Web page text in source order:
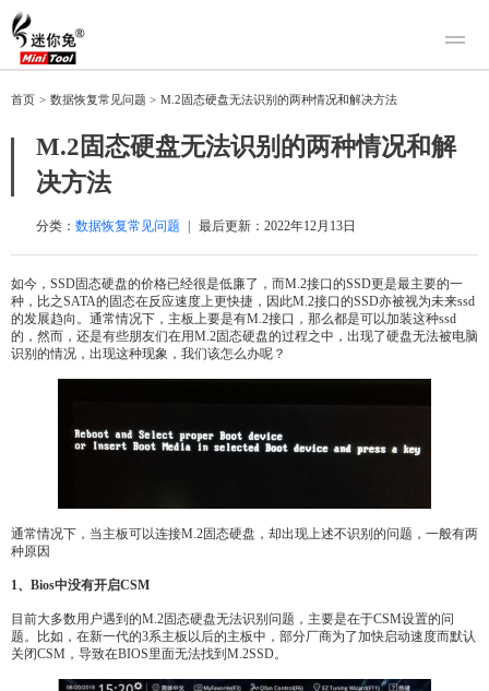
产品
迷你兔分区向导
迷你兔数据备份
下载
购买
人工恢复
关于我们
关于迷你兔
首页 > 数据恢复常见问题 > M.2固态硬盘无法识别的两种情况和解决方法
M.2固态硬盘无法识别的两种情况和解
决方法
分类： 数据恢复常见问题 最后更新： 2022年12月13日
如今，SSD固态硬盘的价格已经很是低廉了，而M.2接口的SSD更是最主要的一
种，比之SATA的固态在反应速度上更快捷，因此M.2接口的SSD亦被视为未来ssd
的发展趋向。通常情况下，主板上要是有M.2接口，那么都是可以加装这种ssd
的，然而，还是有些朋友们在用M.2固态硬盘的过程之中，出现了硬盘无法被电脑
识别的情况，出现这种现象，我们该怎么办呢？
通常情况下，当主板可以连接M.2固态硬盘，却出现上述不识别的问题，一般有两
种原因
1、Bios中没有开启CSM
目前大多数用户遇到的M.2固态硬盘无法识别问题，主要是在于CSM设置的问
题。比如，在新一代的3系主板以后的主板中，部分厂商为了加快启动速度而默认
关闭CSM，导致在BIOS里面无法找到M.2SSD。